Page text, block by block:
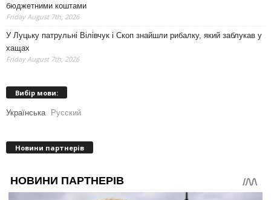
бюджетними коштами
Friday August 7th, 2026
У Луцьку патрульні Вілівчук і Скоп знайшли рибалку, який заблукав у
хащах
Friday August 7th, 2026
Вибір мови:
Українська Русский
Новини партнерів